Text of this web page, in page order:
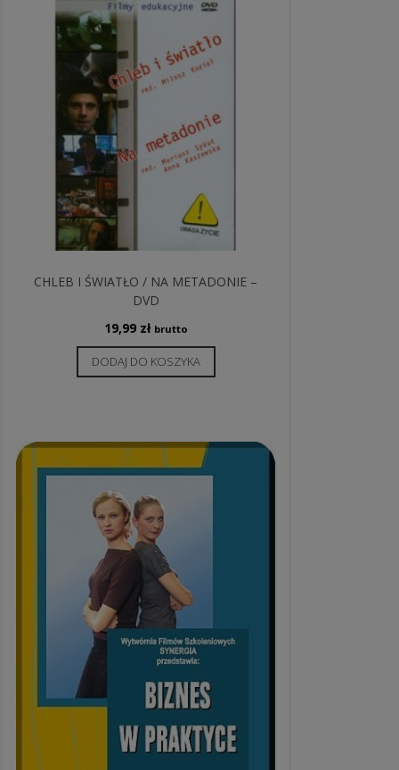
CHLEB I ŚWIATŁO / NA METADONIE –
DVD
19,99 zł brutto
DODAJ DO KOSZYKA